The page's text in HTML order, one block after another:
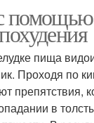
пища
Проходя по
препятствия,
в